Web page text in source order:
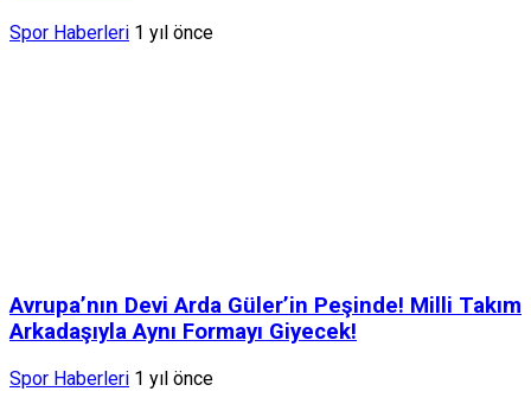
Spor Haberleri 1 yıl önce
Avrupa’nın Devi Arda Güler’in Peşinde! Milli Takım
Arkadaşıyla Aynı Formayı Giyecek!
Spor Haberleri 1 yıl önce